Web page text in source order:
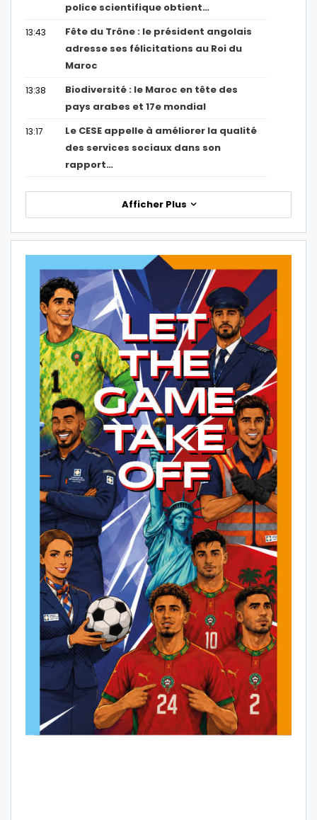
police scientifique obtient…
13:43
Fête du Trône : le président angolais
adresse ses félicitations au Roi du
Maroc
13:38
Biodiversité : le Maroc en tête des
pays arabes et 17e mondial
13:17
Le CESE appelle à améliorer la qualité
des services sociaux dans son
rapport…
Afficher Plus